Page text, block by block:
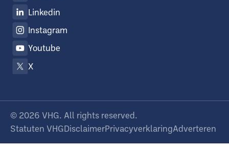
Linkedin
Instagram
Youtube
X
© 2026 VHG. All rights reserved.
Statuten VHGDisclaimerPrivacyverklaringAdverteren